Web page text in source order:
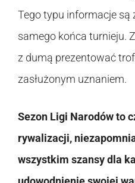
Tego typu informacje są
samego końca turnieju.
z dumą prezentować
zasłużonym uznaniem.
Sezon Ligi Narodów to
rywalizacji,
wszystkim szansy dla